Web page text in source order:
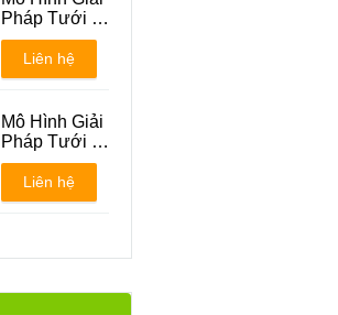
Pháp Tưới -
Phương án 1
Liên hệ
Mô Hình Giải
Pháp Tưới -
Phương án 2
Liên hệ